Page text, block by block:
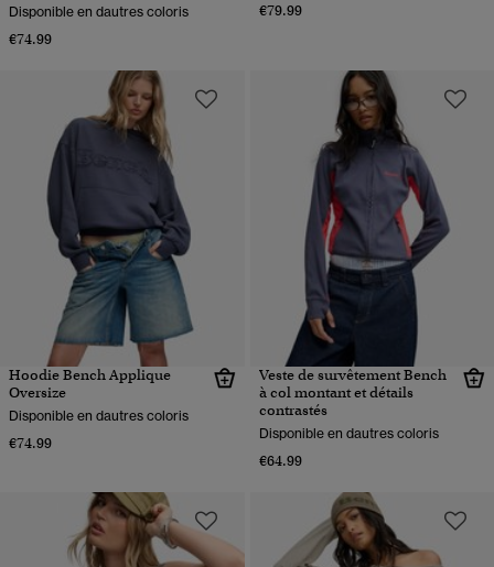
Disponible en dautres coloris
€74.99
€79.99
Hoodie Bench Applique
Oversize
Disponible en dautres coloris
€74.99
Veste de survêtement Bench
à col montant et détails
contrastés
Disponible en dautres coloris
€64.99